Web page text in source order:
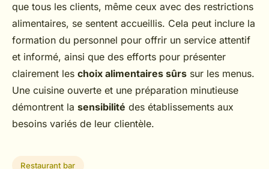
que tous les clients, même ceux avec des restrictions
alimentaires, se sentent accueillis. Cela peut inclure la
formation du personnel pour offrir un service attentif
et informé, ainsi que des efforts pour présenter
clairement les choix alimentaires sûrs sur les menus.
Une cuisine ouverte et une préparation minutieuse
démontrent la sensibilité des établissements aux
besoins variés de leur clientèle.
Restaurant bar